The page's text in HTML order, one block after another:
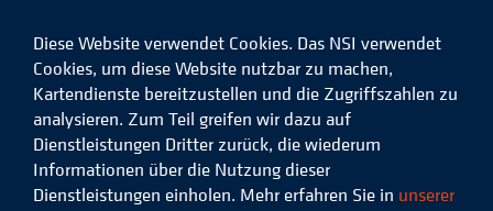
Das
NSI
Facebook
Das
NSI
auf
LinkedIn
Das
NSI
auf
Instagram
Das
Xing
Datenschutz Impressum
Diese Website verwendet Cookies. Das NSI verwendet
Cookies, um diese Website nutzbar zu machen,
Kartendienste bereitzustellen und die Zugriffszahlen zu
analysieren. Zum Teil greifen wir dazu auf
Dienstleistungen Dritter zurück, die wiederum
Informationen über die Nutzung dieser
Dienstleistungen einholen. Mehr erfahren Sie in unserer